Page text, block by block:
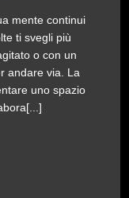
mente continui
ti svegli più
o con un
andare via. La
uno spazio